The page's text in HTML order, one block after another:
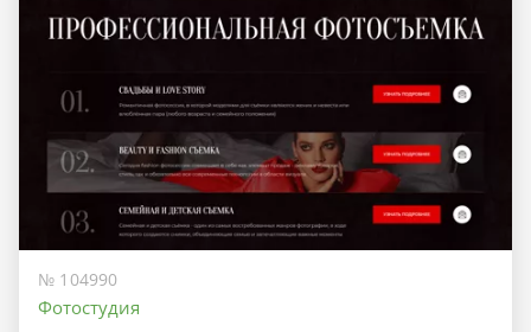
№ 104990
Фотостудия